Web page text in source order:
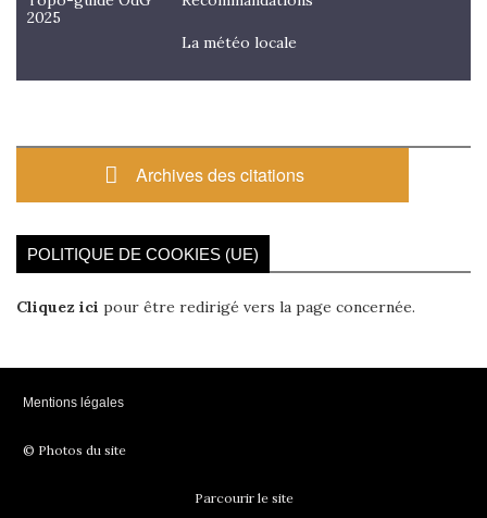
2025
La météo locale
Archives des citations
POLITIQUE DE COOKIES (UE)
Cliquez ici pour être redirigé vers la page concernée.
Mentions légales
© Photos du site
Parcourir le site